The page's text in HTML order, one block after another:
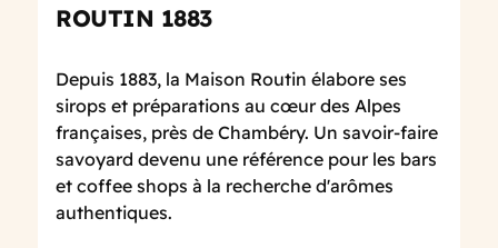
ROUTIN 1883
Depuis 1883, la Maison Routin élabore ses
sirops et préparations au cœur des Alpes
françaises, près de Chambéry. Un savoir-faire
savoyard devenu une référence pour les bars
et coffee shops à la recherche d'arômes
authentiques.